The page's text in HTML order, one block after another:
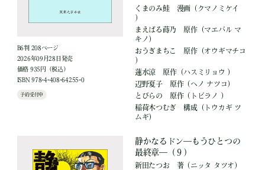
B6判 208ページ
2026年09月28日発売
価格 935円（税込）
ISBN 978-4-408-64255-0
予約受付中
くまのみ鮭
漫画（クマノミケイ
）
まえばる蒔乃
原作（マエバル マ
キノ）
おうぎまちこ
原作（オウギマチコ
）
蓮水涼
原作（ハスミリョウ ）
辺野夏子
原作（ヘノ ナツコ）
とびらの
原作（トビラノ ）
稲荷木つむぎ
構成（トウカギ ツ
ムギ）
静かなるドン―もうひとつの
最終章―（９）
新田たつお 著（ニッタ タツオ）